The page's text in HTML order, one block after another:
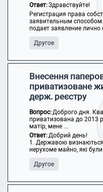
Ответ:Здравствуйте!
Регистрация права
заявительным
подает заявление лично
Другое
Внесення
приватизоване
держ. реєстру
Вопрос:Доброго дня.
приватизована до 2013
матір, мене ...
Ответ:Добрий день!
1. Державою визнаються
нерухоме майно, які
Другое